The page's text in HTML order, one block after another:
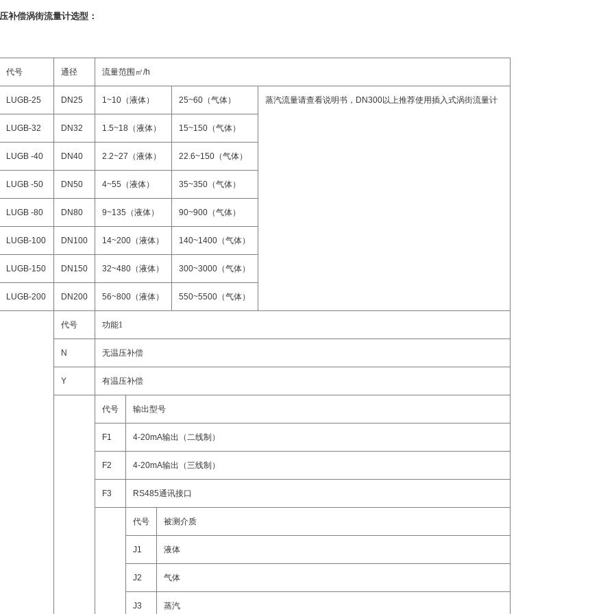
补偿涡街流量计选型：
代号 通径 流量范围㎡/h
LUGB-25 DN25 1~10（液体） 25~60（气体） 蒸汽流量请查看说明书， DN300以上推荐使用插入式涡街流量计
LUGB-32 DN32 1.5~18（液体） 15~150（气体）
LUGB -40 DN40 2.2~27 （液体） 22.6~150（气体）
LUGB -50 DN50 4~55 （液体） 35~350（气体）
LUGB -80 DN80 9~135 （液体） 90~900（气体）
LUGB-100 DN100 14~200（液体） 140~1400（气体）
LUGB-150 DN150 32~480（液体） 300~3000（气体）
LUGB-200 DN200 56~800（液体） 550~5500（气体）
代号 功能1
N 无温压补偿
Y 有温压补偿
代号 输出型号
F1 4-20mA输出（二线制）
F2 4-20mA输出（三线制）
F3 RS485通讯接口
代号 被测介质
J1 液体
J2 气体
J3 蒸汽